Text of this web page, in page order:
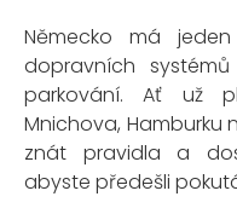
Německo má
dopravních
parkování. Ať už
Mnichova, Hamburku
znát pravidla a
abyste předešli